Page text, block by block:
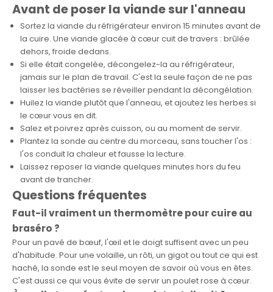
Avant de poser la viande sur l'anneau
Sortez la viande du réfrigérateur environ 15 minutes avant de
la cuire. Une viande glacée à cœur cuit de travers : brûlée
dehors, froide dedans.
Si elle était congelée, décongelez-la au réfrigérateur,
jamais sur le plan de travail. C'est la seule façon de ne pas
laisser les bactéries se réveiller pendant la décongélation.
Huilez la viande plutôt que l'anneau, et ajoutez les herbes si
le cœur vous en dit.
Salez et poivrez après cuisson, ou au moment de servir.
Plantez la sonde au centre du morceau, sans toucher l'os :
l'os conduit la chaleur et fausse la lecture.
Laissez reposer la viande quelques minutes hors du feu
avant de trancher.
Questions fréquentes
Faut-il vraiment un thermomètre pour cuire au
braséro ?
Pour un pavé de bœuf, l'œil et le doigt suffisent avec un peu
d'habitude. Pour une volaille, un rôti, un gigot ou tout ce qui est
haché, la sonde est le seul moyen de savoir où vous en êtes.
C'est aussi ce qui vous évite de servir un poulet rose à cœur.